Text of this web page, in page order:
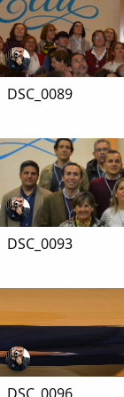
DSC_0089
DSC_0093